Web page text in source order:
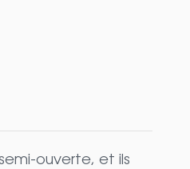
ouverte, et ils